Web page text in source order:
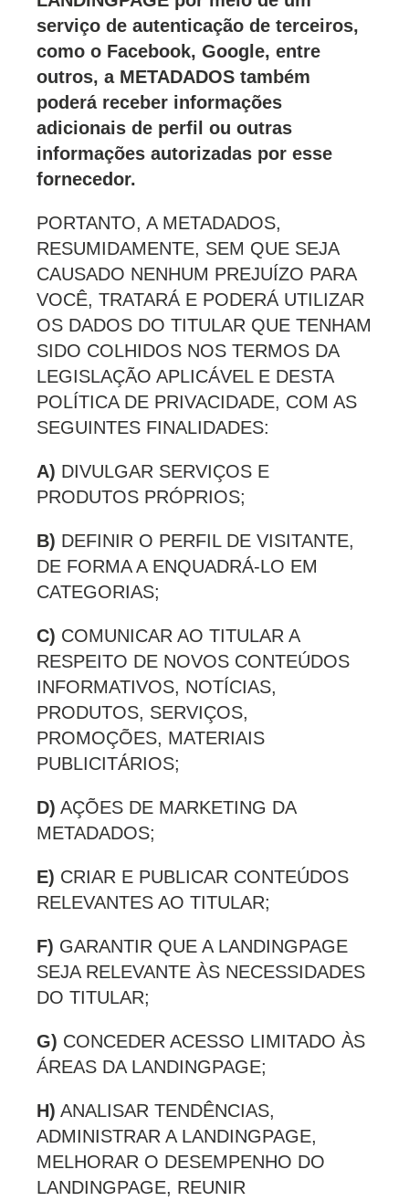
serviço de autenticação de terceiros,
como o Facebook, Google, entre
outros, a METADADOS também
poderá receber informações
adicionais de perfil ou outras
informações autorizadas por esse
fornecedor.
PORTANTO, A METADADOS,
RESUMIDAMENTE, SEM QUE SEJA
CAUSADO NENHUM PREJUÍZO PARA
VOCÊ, TRATARÁ E PODERÁ UTILIZAR
OS DADOS DO TITULAR QUE TENHAM
SIDO COLHIDOS NOS TERMOS DA
LEGISLAÇÃO APLICÁVEL E DESTA
POLÍTICA DE PRIVACIDADE, COM AS
SEGUINTES FINALIDADES:
A) DIVULGAR SERVIÇOS E
PRODUTOS PRÓPRIOS;
B) DEFINIR O PERFIL DE VISITANTE,
DE FORMA A ENQUADRÁ-LO EM
CATEGORIAS;
C) COMUNICAR AO TITULAR A
RESPEITO DE NOVOS CONTEÚDOS
INFORMATIVOS, NOTÍCIAS,
PRODUTOS, SERVIÇOS,
PROMOÇÕES, MATERIAIS
PUBLICITÁRIOS;
D) AÇÕES DE MARKETING DA
METADADOS;
E) CRIAR E PUBLICAR CONTEÚDOS
RELEVANTES AO TITULAR;
F) GARANTIR QUE A LANDINGPAGE
SEJA RELEVANTE ÀS NECESSIDADES
DO TITULAR;
G) CONCEDER ACESSO LIMITADO ÀS
ÁREAS DA LANDINGPAGE;
H) ANALISAR TENDÊNCIAS,
ADMINISTRAR A LANDINGPAGE,
MELHORAR O DESEMPENHO DO
LANDINGPAGE, REUNIR